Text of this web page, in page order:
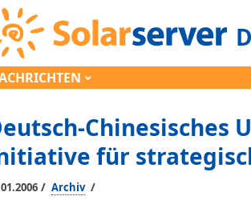
für
/ Archiv /